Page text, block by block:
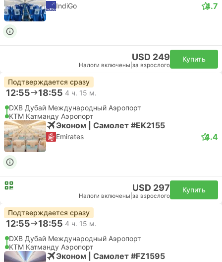
IndiGo 4.7
USD 249
Налоги включены за взрослого
Купить
Подтверждается сразу
12:55 18:55 4 ч. 15 м.
DXB Дубай Международный Аэропорт
KTM Катманду Аэропорт
Эконом | Самолет #EK2155
Emirates 4.4
USD 297
Налоги включены за взрослого
Купить
Подтверждается сразу
12:55 18:55 4 ч. 15 м.
DXB Дубай Международный Аэропорт
KTM Катманду Аэропорт
Эконом | Самолет #FZ1595